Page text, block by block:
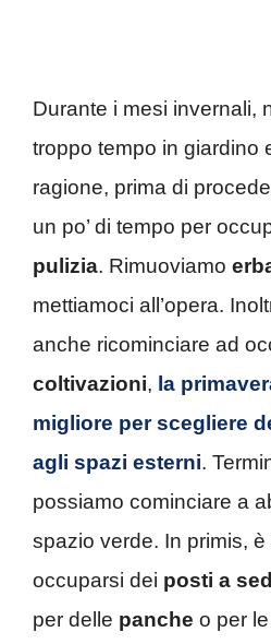
Durante i mesi invernali,
troppo tempo in giardino
ragione, prima di
un po’ di tempo per
pulizia. Rimuoviamo
mettiamoci all’opera.
anche ricominciare ad
coltivazioni, la
migliore per scegliere
agli spazi esterni.
possiamo cominciare a
spazio verde. In primis,
occuparsi dei posti a
per delle panche o per le